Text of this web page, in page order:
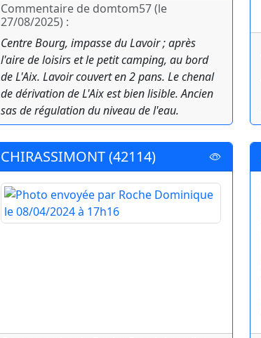
Commentaire de domtom57 (le
27/08/2025) :
Centre Bourg, impasse du Lavoir ; après
l'aire de loisirs et le petit camping, au bord
de L'Aix. Lavoir couvert en 2 pans. Le chenal
de dérivation de L'Aix est bien lisible. Ancien
sas de régulation du niveau de l'eau.
CHIRASSIMONT (42114)